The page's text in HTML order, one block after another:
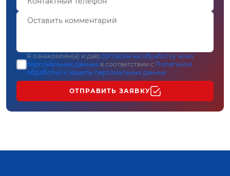
Я ознакомлен(а) и даю согласие на обработку моих
персональных данных в соответствии с Политикой
обработки и защиты персональных данных
ОТПРАВИТЬ ЗАЯВКУ